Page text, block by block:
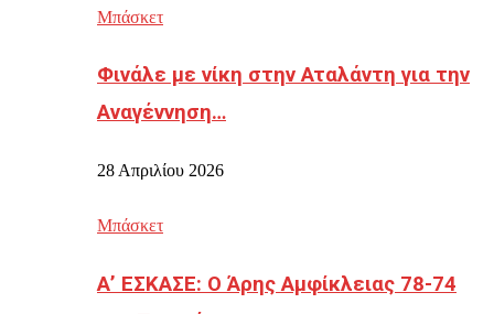
Μπάσκετ
Φινάλε με νίκη στην Αταλάντη για την
Αναγέννηση…
28 Απριλίου 2026
Μπάσκετ
Α’ ΕΣΚΑΣΕ: Ο Άρης Αμφίκλειας 78-74